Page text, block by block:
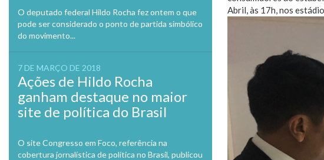
O deputado federal Hildo Rocha fez ontem o que
pode ser considerado o ponto de partida simbólico
do movimento...
7 DE MARÇO DE 2018
Ações de Hildo Rocha
ganham destaque no maior
site de política do Brasil
O site Congresso em Foco, referência na
cobertura jornalística de política no Brasil, publicou
Abril, às 17h, nos